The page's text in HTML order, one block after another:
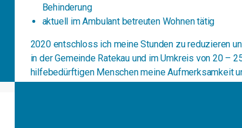
Behinderung
aktuell im Ambulant betreuten Wohnen tätig
2020 entschloss ich meine Stunden zu reduzieren
in der Gemeinde Ratekau und im Umkreis von 20 –
hilfebedürftigen Menschen meine Aufmerksamkeit